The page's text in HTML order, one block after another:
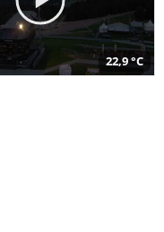
22,9 °C